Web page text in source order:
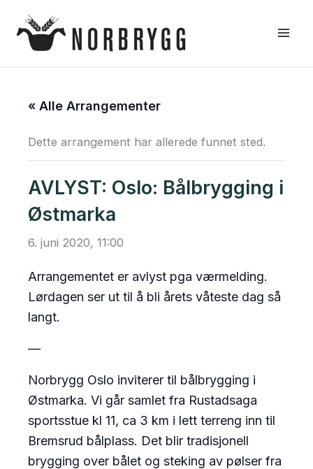
rett
« Alle Arrangementer
Dette arrangement har allerede funnet sted.
AVLYST: Oslo: Bålbrygging i
Østmarka
6. juni 2020, 11:00
Arrangementet er avlyst pga værmelding.
Lørdagen ser ut til å bli årets våteste dag så
langt.
—
Norbrygg Oslo inviterer til bålbrygging i
Østmarka. Vi går samlet fra Rustadsaga
sportsstue kl 11, ca 3 km i lett terreng inn til
Bremsrud bålplass. Det blir tradisjonell
brygging over bålet og steking av pølser fra